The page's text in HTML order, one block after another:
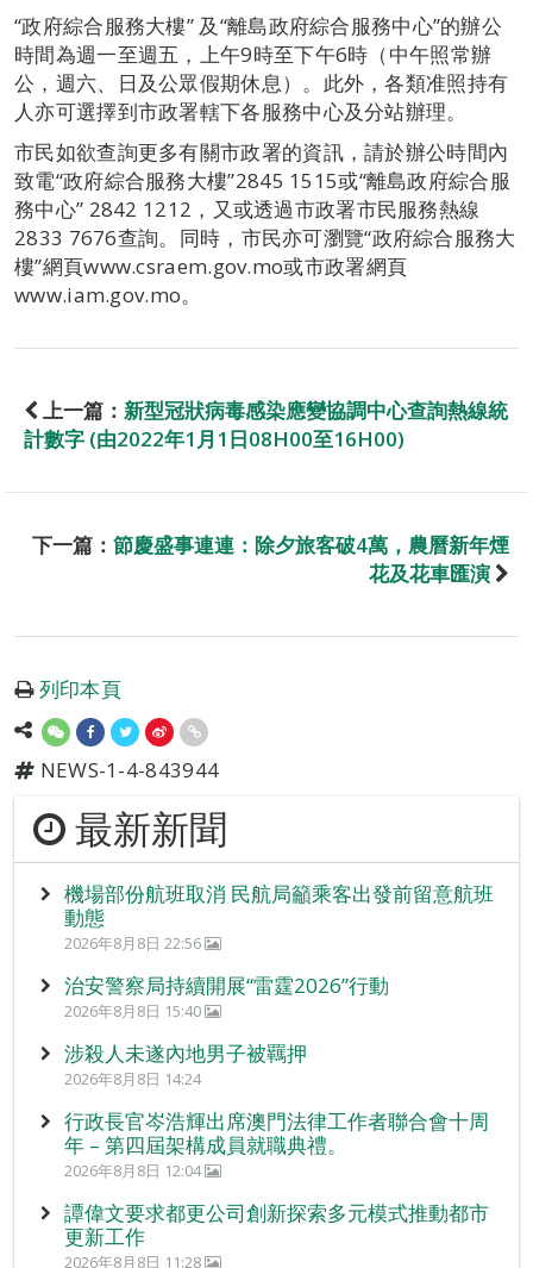
“政府綜合服務大樓” 及“離島政府綜合服務中心”的辦公
時間為週一至週五，上午9時至下午6時（中午照常辦
公，週六、日及公眾假期休息）。此外，各類准照持有
人亦可選擇到市政署轄下各服務中心及分站辦理。
市民如欲查詢更多有關市政署的資訊，請於辦公時間內
致電“政府綜合服務大樓”2845 1515或“離島政府綜合服
務中心” 2842 1212，又或透過市政署市民服務熱線
2833 7676查詢。同時，市民亦可瀏覽“政府綜合服務大
樓”網頁www.csraem.gov.mo或市政署網頁
www.iam.gov.mo。
上一篇： 新型冠狀病毒感染應變協調中心查詢熱線統
計數字 (由2022年1月1日08H00至16H00)
下一篇： 節慶盛事連連：除夕旅客破4萬，農曆新年煙
花及花車匯演
列印本頁
NEWS-1-4-843944
最新新聞
機場部份航班取消 民航局籲乘客出發前留意航班
動態
2026年8月8日 22:56
治安警察局持續開展“雷霆2026”行動
2026年8月8日 15:40
涉殺人未遂內地男子被羈押
2026年8月8日 14:24
行政長官岑浩輝出席澳門法律工作者聯合會十周
年 – 第四屆架構成員就職典禮。
2026年8月8日 12:04
譚偉文要求都更公司創新探索多元模式推動都市
更新工作
2026年8月8日 11:28